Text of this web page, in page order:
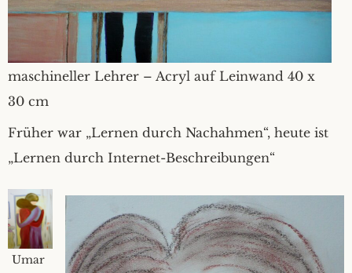
maschineller Lehrer – Acryl auf Leinwand 40 x
30 cm
Früher war „Lernen durch Nachahmen“, heute ist
„Lernen durch Internet-Beschreibungen“
Umar